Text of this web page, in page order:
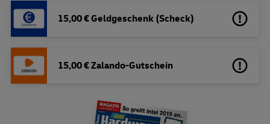
15,00 € Geldgeschenk (Scheck)
15,00 € Zalando-Gutschein